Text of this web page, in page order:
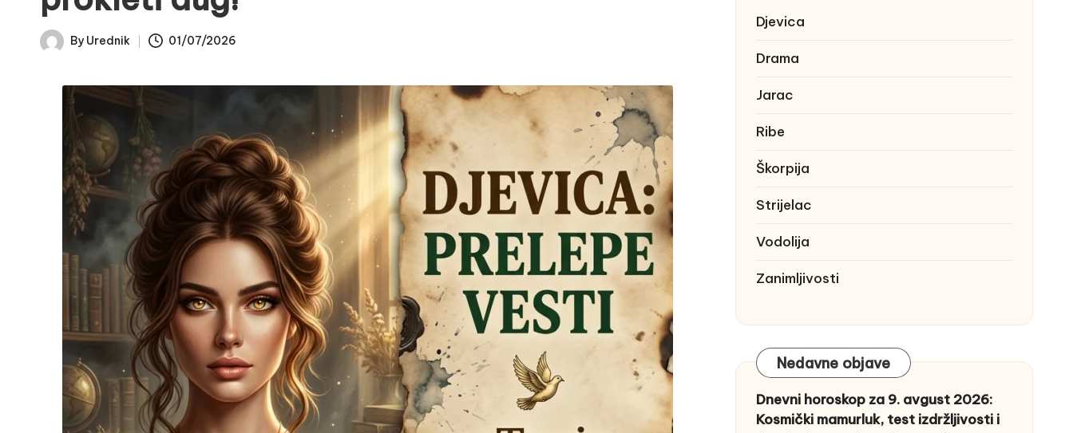
Posted
ByUrednik 01/07/2026
Djevica
Drama
Jarac
Ribe
Škorpija
Strijelac
Vodolija
Zanimljivosti
Nedavne objave
Dnevni horoskop za 9. avgust 2026:
Kosmički mamurluk, test izdržljivosti i